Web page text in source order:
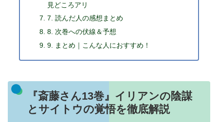
見どころアリ
7. 読んだ人の感想まとめ
8. 次巻への伏線＆予想
9. まとめ｜こんな人におすすめ！
『斎藤さん13巻』イリアンの陰謀
とサイトウの覚悟を徹底解説